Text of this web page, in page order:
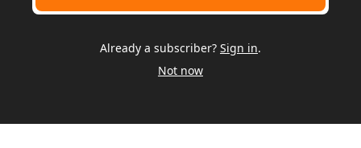
Already a subscriber? Sign in.
Not now